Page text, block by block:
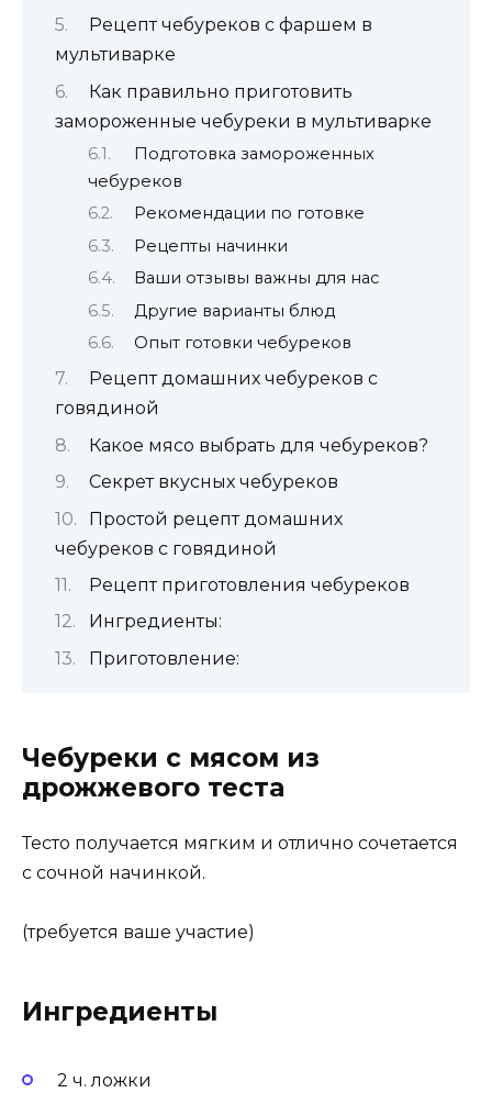
Рецепт чебуреков с фаршем в
мультиварке
Как правильно приготовить
замороженные чебуреки в мультиварке
Подготовка замороженных
чебуреков
Рекомендации по готовке
Рецепты начинки
Ваши отзывы важны для нас
Другие варианты блюд
Опыт готовки чебуреков
Рецепт домашних чебуреков с
говядиной
Какое мясо выбрать для чебуреков?
Секрет вкусных чебуреков
Простой рецепт домашних
чебуреков с говядиной
Рецепт приготовления чебуреков
Ингредиенты:
Приготовление:
Чебуреки с мясом из
дрожжевого теста
Тесто получается мягким и отлично сочетается
с сочной начинкой.
(требуется ваше участие)
Ингредиенты
2 ч. ложки